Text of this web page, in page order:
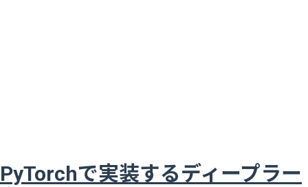
PyTorchで実装するディープラー